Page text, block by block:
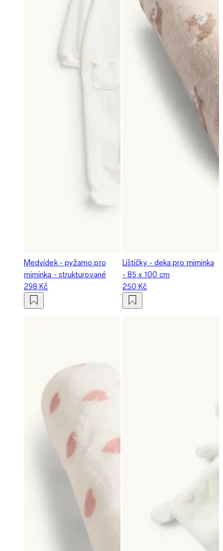
Medvídek - pyžamo pro
miminka - strukturované
298 Kč
Lištičky - deka pro miminka
- 85 x 100 cm
250 Kč